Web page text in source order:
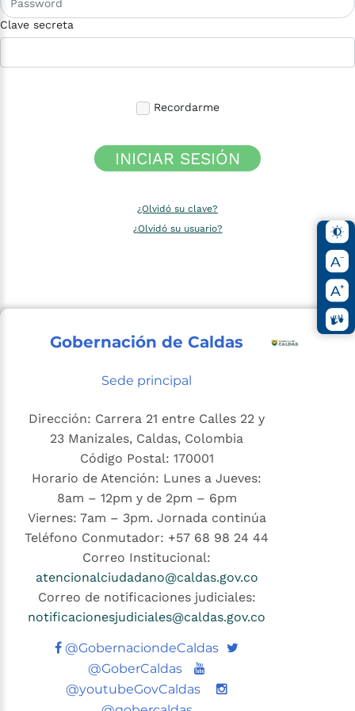
Clave secreta
Recordarme
INICIAR SESIÓN
¿Olvidó su clave?
¿Olvidó su usuario?
Gobernación de Caldas
Sede principal
Dirección: Carrera 21 entre Calles 22 y
23 Manizales, Caldas, Colombia
Código Postal: 170001
Horario de Atención: Lunes a Jueves:
8am – 12pm y de 2pm – 6pm
Viernes: 7am – 3pm. Jornada continúa
Teléfono Conmutador: +57 68 98 24 44
Correo Institucional:
atencionalciudadano@caldas.gov.co
Correo de notificaciones judiciales:
notificacionesjudiciales@caldas.gov.co
@GobernaciondeCaldas Twitter
@GoberCaldas
Youtube
@youtubeGovCaldas